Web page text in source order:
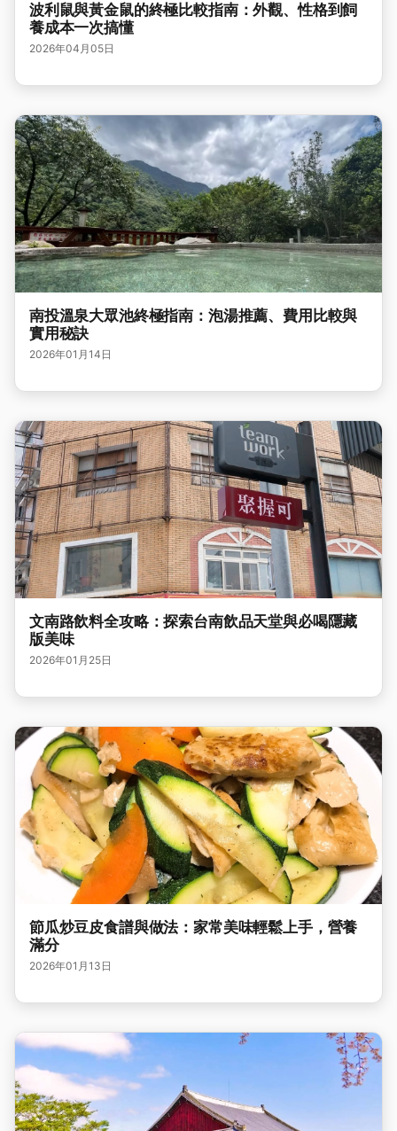
波利鼠與黃金鼠的終極比較指南：外觀、性格到飼
養成本一次搞懂
2026年04月05日
南投溫泉大眾池終極指南：泡湯推薦、費用比較與
實用秘訣
2026年01月14日
文南路飲料全攻略：探索台南飲品天堂與必喝隱藏
版美味
2026年01月25日
節瓜炒豆皮食譜與做法：家常美味輕鬆上手，營養
滿分
2026年01月13日